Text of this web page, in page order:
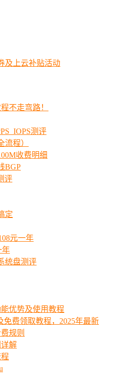
及上云补贴活动
不走弯路！
测评
程）
收费明细
BGP
评
定
元一年
年
统盘测评
优势及使用教程
免费领取教程，2025年最新
规则
解